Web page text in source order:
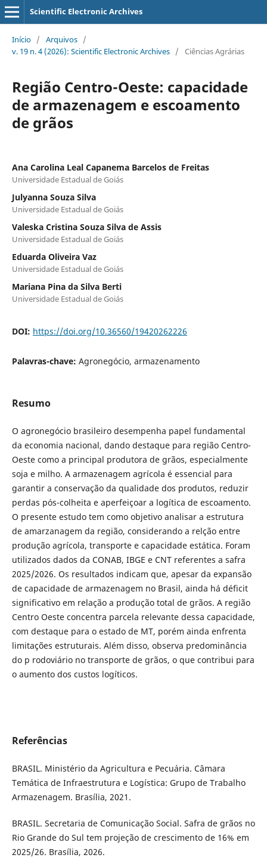
Scientific Electronic Archives
Início / Arquivos /
v. 19 n. 4 (2026): Scientific Electronic Archives / Ciências Agrárias
Região Centro-Oeste: capacidade
de armazenagem e escoamento
de grãos
Ana Carolina Leal Capanema Barcelos de Freitas
Universidade Estadual de Goiás
Julyanna Souza Silva
Universidade Estadual de Goiás
Valeska Cristina Souza Silva de Assis
Universidade Estadual de Goiás
Eduarda Oliveira Vaz
Universidade Estadual de Goiás
Mariana Pina da Silva Berti
Universidade Estadual de Goiás
DOI: https://doi.org/10.36560/19420262226
Palavras-chave: Agronegócio, armazenamento
Resumo
O agronegócio brasileiro desempenha papel fundamental
da economia nacional, dando destaque para região Centro-
Oeste como a principal produtora de grãos, especialmente
soja e milho. A armazenagem agrícola é essencial para
garantir a conservação da qualidade dos produtos, reduzir
perdas pós-colheita e aperfeiçoar a logítica de escoamento.
O presente estudo tem como objetivo analisar a estrutura
de amarzanagem da região, considerando a relção entre
produção agrícola, transporte e capacidade estática. Foram
utilizados dados da CONAB, IBGE e CNT referentes a safra
2025/2026. Os resultados indicam que, apesar da expansão
de capacidade de armazenagem no Brasil, ainda há déficit
significativo em relação a produção total de grãos. A região
Centro Oeste concentra parcela relevante dessa capacidade,
com destaque para o estado de MT, porém ainda enfrenta
limitações estruturais. Além disso, observa predominância
do p rodoviário no transporte de grãos, o que contribui para
o aumento dos custos logíticos.
Referências
BRASIL. Ministério da Agricultura e Pecuária. Câmara
Temática de Infraestrutura e Logística: Grupo de Trabalho
Armazenagem. Brasília, 2021.
BRASIL. Secretaria de Comunicação Social. Safra de grãos no
Rio Grande do Sul tem projeção de crescimento de 16% em
2025/26. Brasília, 2026.